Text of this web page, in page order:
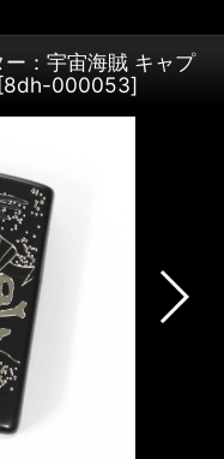
ー：宇宙海賊 キャプ
[8dh-000053]